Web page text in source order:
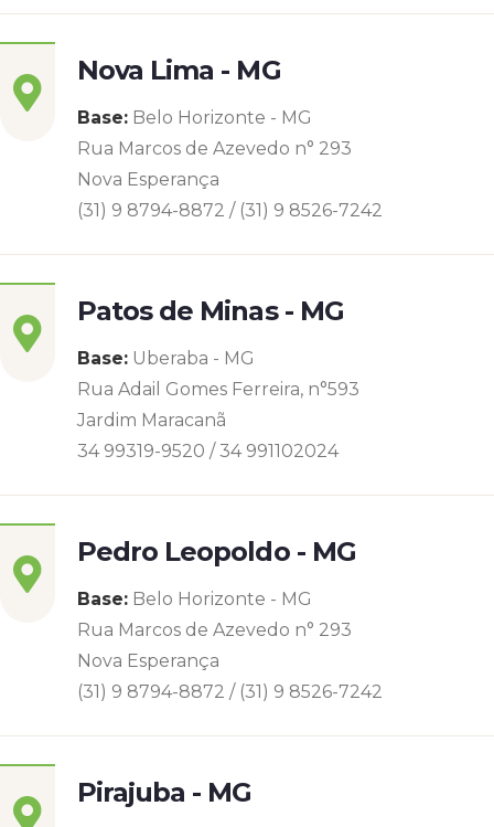
Nova Lima - MG
Base: Belo Horizonte - MG
Rua Marcos de Azevedo n° 293
Nova Esperança
(31) 9 8794-8872 / (31) 9 8526-7242
Patos de Minas - MG
Base: Uberaba - MG
Rua Adail Gomes Ferreira, n°593
Jardim Maracanã
34 99319-9520 / 34 991102024
Pedro Leopoldo - MG
Base: Belo Horizonte - MG
Rua Marcos de Azevedo n° 293
Nova Esperança
(31) 9 8794-8872 / (31) 9 8526-7242
Pirajuba - MG